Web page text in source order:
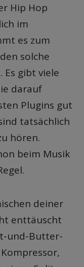
Hip Hop
im
es zum
solche
Es gibt viele
darauf
Plugins gut
tatsächlich
hören.
beim Musik
deiner
enttäuscht
und-Butter-